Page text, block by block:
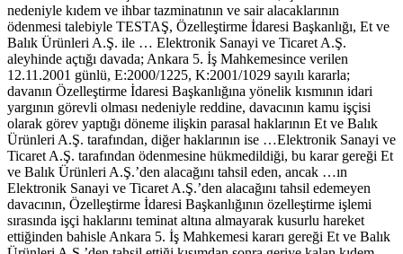
nedeniyle kıdem ve ihbar tazminatının ve sair alacaklarının
ödenmesi talebiyle TESTAŞ, Özelleştirme İdaresi Başkanlığı, Et ve
Balık Ürünleri A.Ş. ile … Elektronik Sanayi ve Ticaret A.Ş.
aleyhinde açtığı davada; Ankara 5. İş Mahkemesince verilen
12.11.2001 günlü, E:2000/1225, K:2001/1029 sayılı kararla;
davanın Özelleştirme İdaresi Başkanlığına yönelik kısmının idari
yargının görevli olması nedeniyle reddine, davacının kamu işçisi
olarak görev yaptığı döneme ilişkin parasal haklarının Et ve Balık
Ürünleri A.Ş. tarafından, diğer haklarının ise …Elektronik Sanayi ve
Ticaret A.Ş. tarafından ödenmesine hükmedildiği, bu karar gereği Et
ve Balık Ürünleri A.Ş.’den alacağını tahsil eden, ancak …ın
Elektronik Sanayi ve Ticaret A.Ş.’den alacağını tahsil edemeyen
davacının, Özelleştirme İdaresi Başkanlığının özelleştirme işlemi
sırasında işçi haklarını teminat altına almayarak kusurlu hareket
ettiğinden bahisle Ankara 5. İş Mahkemesi kararı gereği Et ve Balık